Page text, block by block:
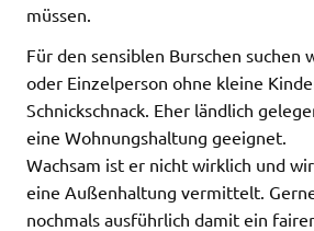
müssen.
Für den sensiblen Burschen suchen
oder Einzelperson ohne kleine
Schnickschnack. Eher ländlich
eine Wohnungshaltung geeignet.
Wachsam ist er nicht wirklich und
eine Außenhaltung vermittelt.
nochmals ausführlich damit ein